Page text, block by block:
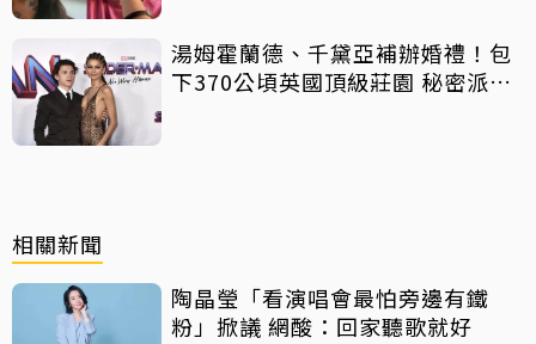
湯姆霍蘭德、千黛亞補辦婚禮！包
下370公頃英國頂級莊園 秘密派對
相關新聞
陶晶瑩「看演唱會最怕旁邊有鐵
粉」掀議 網酸：回家聽歌就好